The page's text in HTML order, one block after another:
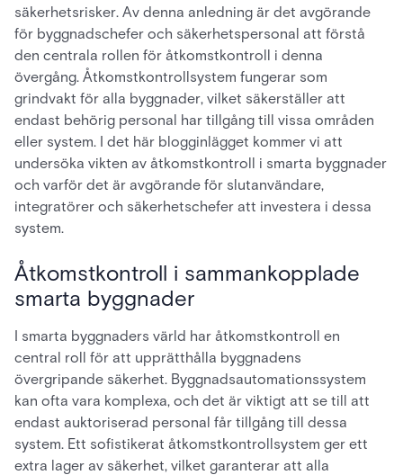
säkerhetsrisker. Av denna anledning är det avgörande
för byggnadschefer och säkerhetspersonal att förstå
den centrala rollen för åtkomstkontroll i denna
övergång. Åtkomstkontrollsystem fungerar som
grindvakt för alla byggnader, vilket säkerställer att
endast behörig personal har tillgång till vissa områden
eller system. I det här blogginlägget kommer vi att
undersöka vikten av åtkomstkontroll i smarta byggnader
och varför det är avgörande för slutanvändare,
integratörer och säkerhetschefer att investera i dessa
system.
Åtkomstkontroll i sammankopplade
smarta byggnader
I smarta byggnaders värld har åtkomstkontroll en
central roll för att upprätthålla byggnadens
övergripande säkerhet. Byggnadsautomationssystem
kan ofta vara komplexa, och det är viktigt att se till att
endast auktoriserad personal får tillgång till dessa
system. Ett sofistikerat åtkomstkontrollsystem ger ett
extra lager av säkerhet, vilket garanterar att alla